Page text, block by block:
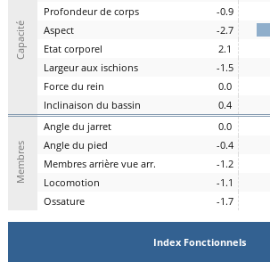
Capacité
Profondeur de corps
-0.9
Aspect
-2.7
Etat corporel
2.1
Largeur aux ischions
-1.5
Force du rein
0.0
Inclinaison du bassin 0.4
Membres
Angle du jarret
0.0
Angle du pied
-0.4
Membres arrière vue arr.
-1.2
Locomotion
-1.1
Ossature -1.7
Index Fonctionnels